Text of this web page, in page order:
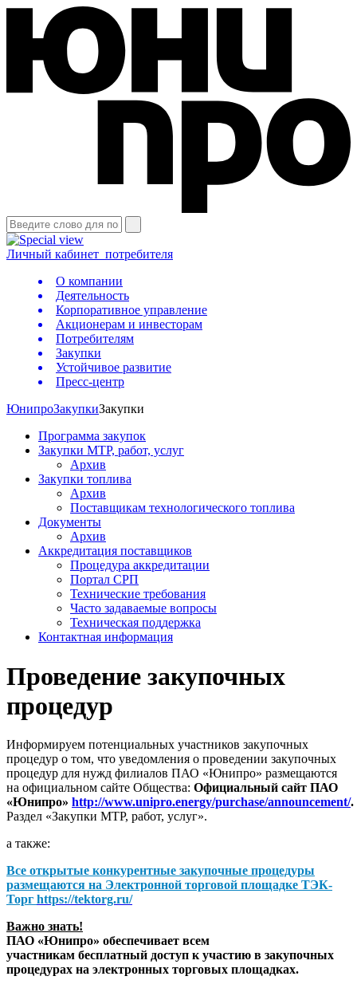
Личный кабинет потребителя
О компании
Деятельность
Корпоративное управление
Акционерам и инвесторам
Потребителям
Закупки
Устойчивое развитие
Пресс-центр
ЮнипроЗакупкиЗакупки
Программа закупок
Закупки МТР, работ, услуг
Архив
Закупки топлива
Архив
Поставщикам технологического топлива
Документы
Архив
Аккредитация поставщиков
Процедура аккредитации
Портал СРП
Технические требования
Часто задаваемые вопросы
Техническая поддержка
Контактная информация
Проведение закупочных
процедур
Информируем потенциальных участников закупочных
процедур о том, что уведомления о проведении закупочных
процедур для нужд филиалов ПАО «Юнипро» размещаются
на официальном сайте Общества: Официальный сайт ПАО
«Юнипро» http://www.unipro.energy/purchase/announcement/.
Раздел «Закупки МТР, работ, услуг».
а также:
Все открытые конкурентные закупочные процедуры
размещаются на Электронной торговой площадке ТЭК-
Торг https://tektorg.ru/
Важно знать!
ПАО «Юнипро» обеспечивает всем
участникам бесплатный доступ к участию в закупочных
процедурах на электронных торговых площадках.